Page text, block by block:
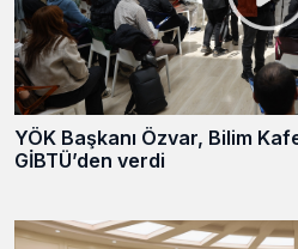
YÖK Başkanı Özvar, Bilim
GİBTÜ’den verdi